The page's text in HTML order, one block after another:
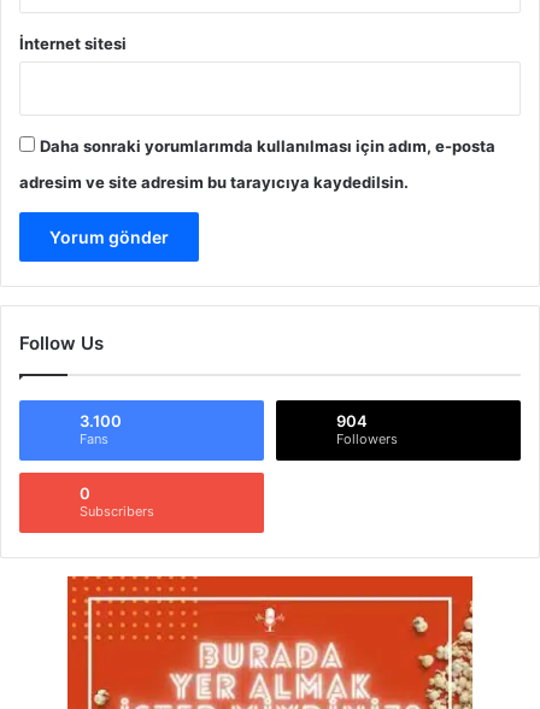
İnternet sitesi
Daha sonraki yorumlarımda kullanılması için adım, e-posta
adresim ve site adresim bu tarayıcıya kaydedilsin.
Follow Us
3.100
Fans
904
Followers
0
Subscribers